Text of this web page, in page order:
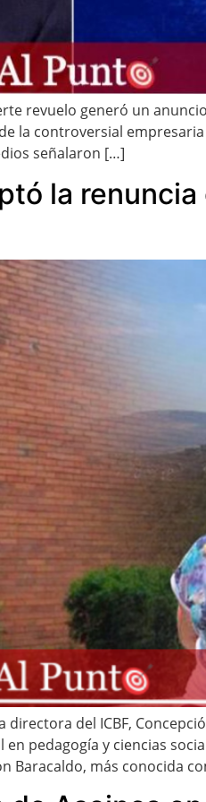
revuelo generó un
la controversial
señalaron […]
la renuncia
del ICBF,
pedagogía y ciencias
más conocida